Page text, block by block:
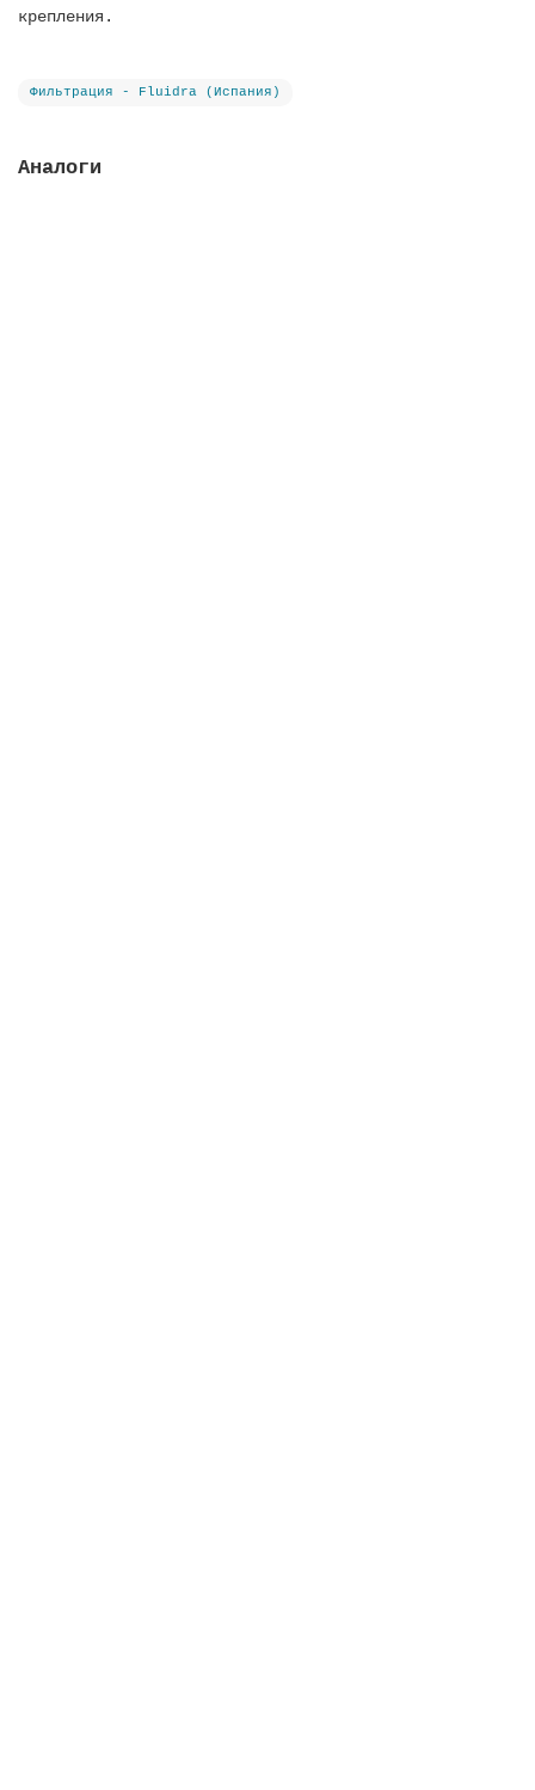
крепления.
Фильтрация - Fluidra (Испания)
Аналоги